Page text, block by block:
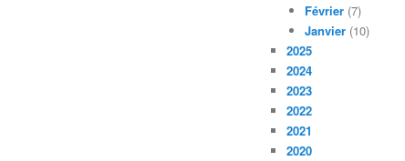
Février (7)
Janvier (10)
2025
2024
2023
2022
2021
2020